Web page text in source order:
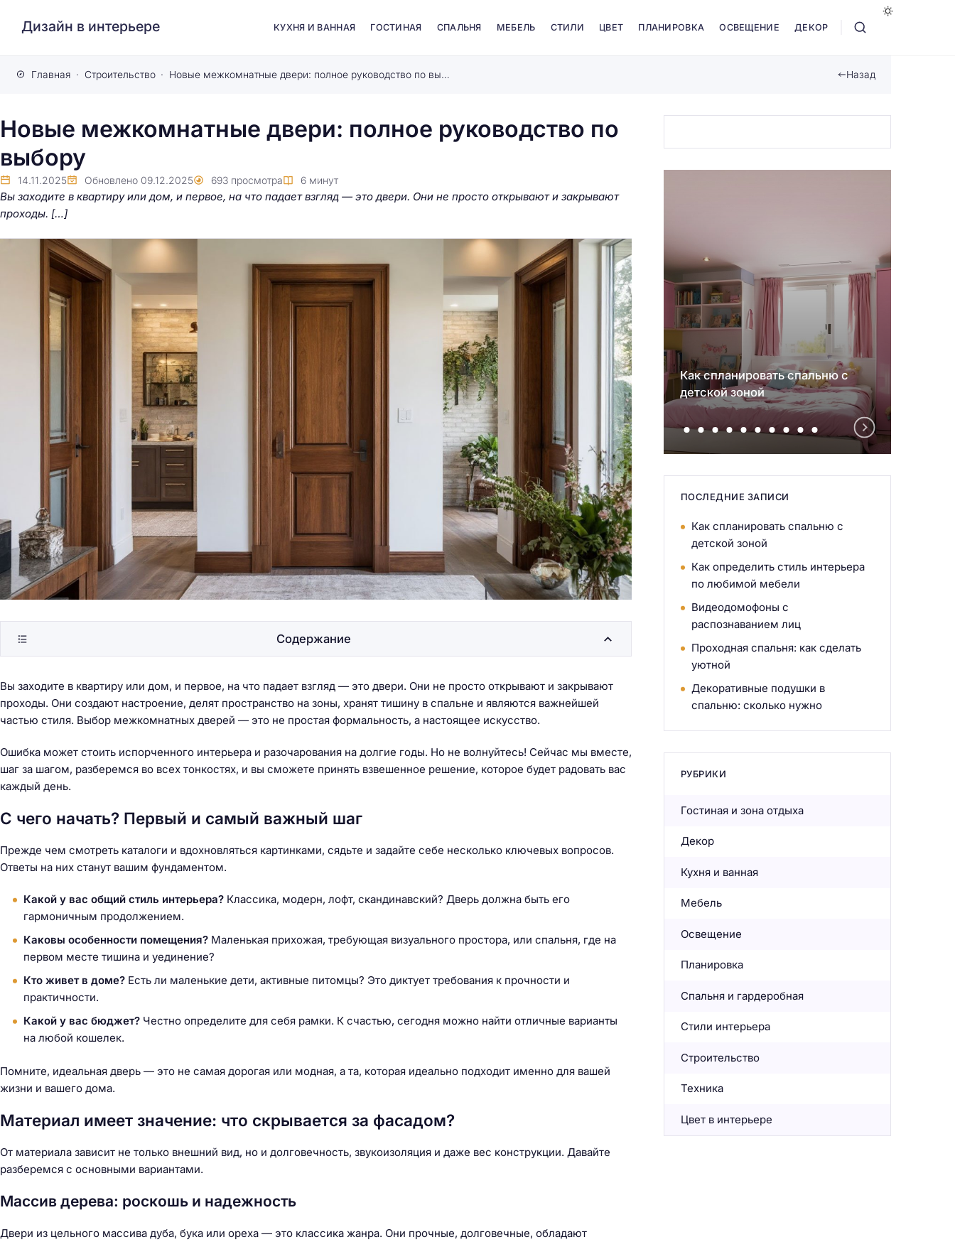
Дизайн в интерьере КУХНЯ И ВАННАЯ ГОСТИНАЯ СПАЛЬНЯ МЕБЕЛЬ СТИЛИ ЦВЕТ ПЛАНИРОВКА ОСВЕЩЕНИЕ ДЕКОР
Главная Строительство Новые межкомнатные двери: полное руководство по выбору Назад
Новые межкомнатные двери: полное руководство по
выбору
14.11.2025 Обновлено 09.12.2025 693 просмотра 6 минут
Вы заходите в квартиру или дом, и первое, на что падает взгляд — это двери. Они не просто открывают и закрывают
проходы. […]
Вы заходите в квартиру или дом, и первое, на что падает взгляд — это двери. Они не просто открывают и закрывают
проходы. Они создают настроение, делят пространство на зоны, хранят тишину в спальне и являются важнейшей
частью стиля. Выбор межкомнатных дверей — это не простая формальность, а настоящее искусство.
Ошибка может стоить испорченного интерьера и разочарования на долгие годы. Но не волнуйтесь! Сейчас мы вместе,
шаг за шагом, разберемся во всех тонкостях, и вы сможете принять взвешенное решение, которое будет радовать вас
каждый день.
С чего начать? Первый и самый важный шаг
Прежде чем смотреть каталоги и вдохновляться картинками, сядьте и задайте себе несколько ключевых вопросов.
Ответы на них станут вашим фундаментом.
Какой у вас общий стиль интерьера? Классика, модерн, лофт, скандинавский? Дверь должна быть его
гармоничным продолжением.
Каковы особенности помещения? Маленькая прихожая, требующая визуального простора, или спальня, где на
первом месте тишина и уединение?
Кто живет в доме? Есть ли маленькие дети, активные питомцы? Это диктует требования к прочности и
практичности.
Какой у вас бюджет? Честно определите для себя рамки. К счастью, сегодня можно найти отличные варианты
на любой кошелек.
Помните, идеальная дверь — это не самая дорогая или модная, а та, которая идеально подходит именно для вашей
жизни и вашего дома.
Материал имеет значение: что скрывается за фасадом?
От материала зависит не только внешний вид, но и долговечность, звукоизоляция и даже вес конструкции. Давайте
разберемся с основными вариантами.
Массив дерева: роскошь и надежность
Двери из цельного массива дуба, бука или ореха — это классика жанра. Они прочные, долговечные, обладают
Содержание
Как выбрать технику с
фабричными фасадами
Гостиная: как выбрать цвет для
зоны отдыха
Как спланировать спальню с
детской зоной
ПОСЛЕДНИЕ ЗАПИСИ
Как спланировать спальню с
детской зоной
Как определить стиль интерьера
по любимой мебели
Видеодомофоны с
распознаванием лиц
Проходная спальня: как сделать
уютной
Декоративные подушки в
спальню: сколько нужно
РУБРИКИ
Гостиная и зона отдыха
Декор
Кухня и ванная
Мебель
Освещение
Планировка
Спальня и гардеробная
Стили интерьера
Строительство
Техника
Цвет в интерьере